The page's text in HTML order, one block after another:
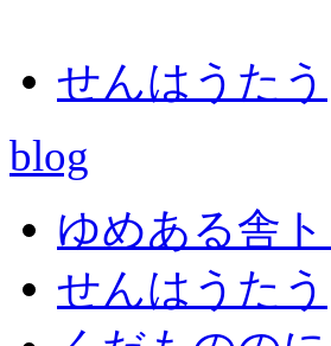
せんはうたう
blog
ゆめある舎
せんはうたう